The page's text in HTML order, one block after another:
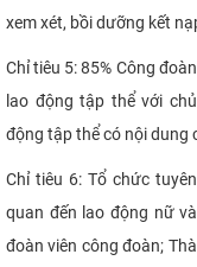
xem xét, bồi dưỡng kết
Chỉ tiêu 5: 85% Công
lao động tập thể với
động tập thể có nội dung
Chỉ tiêu 6: Tổ chức
quan đến lao động nữ
đoàn viên công đoàn;